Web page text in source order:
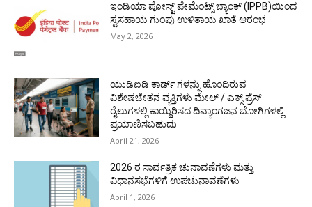
ಇಂಡಿಯಾ ಪೋಸ್ಟ್ ಪೇಮೆಂಟ್ಸ್ ಬ್ಯಾಂಕ್ (IPPB)ಯಿಂದ
ಸ್ವಸಹಾಯ ಗುಂಪು ಉಳಿತಾಯ ಖಾತೆ ಆರಂಭ
May 2, 2026
ಯುಡಿಐಡಿ ಕಾರ್ಡ್ ಗಳನ್ನು ಹೊಂದಿರುವ
ವಿಶೇಷಚೇತನ ವ್ಯಕ್ತಿಗಳು ಮೇಲ್ / ಎಕ್ಸ್ ಪ್ರೆಸ್
ರೈಲುಗಳಲ್ಲಿ ಕಾಯ್ದಿರಿಸದ ದಿವ್ಯಾಂಗಜನ ಬೋಗಿಗಳಲ್ಲಿ
ಪ್ರಯಾಣಿಸಬಹುದು
April 21, 2026
2026 ರ ಸಾರ್ವತ್ರಿಕ ಚುನಾವಣೆಗಳು ಮತ್ತು
ವಿಧಾನಸಭೆಗಳಿಗೆ ಉಪಚುನಾವಣೆಗಳು
April 1, 2026